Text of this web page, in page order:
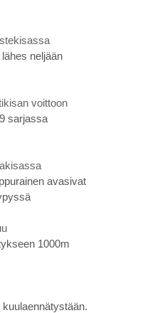
neljään
voittoon
sarjassa
avasivat
1000m